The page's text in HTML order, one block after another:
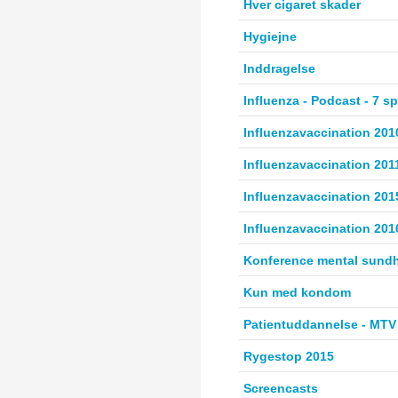
Hver cigaret skader
Hygiejne
Inddragelse
Influenza - Podcast - 7
Influenzavaccination
Influenzavaccination
Influenzavaccination
Influenzavaccination
Konference mental
Kun med kondom
Patientuddannelse -
Rygestop 2015
Screencasts